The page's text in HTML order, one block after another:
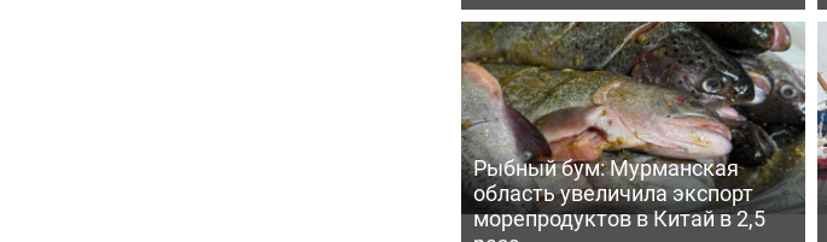
Рыбный бум: Мурманская
область увеличила экспорт
морепродуктов в Китай в 2,5